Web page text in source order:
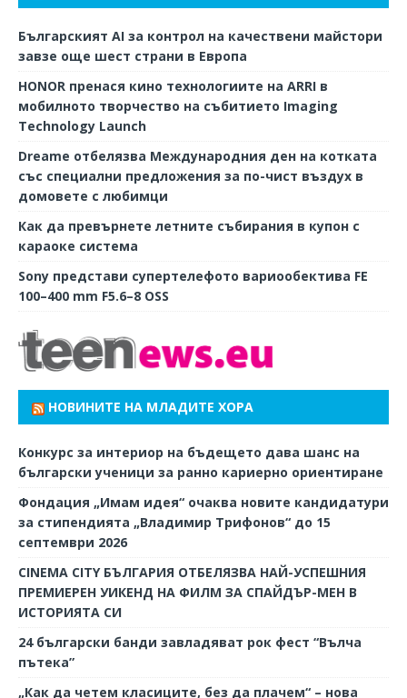
Българският AI за контрол на качествени майстори
завзе още шест страни в Европа
HONOR пренася кино технологиите на ARRI в
мобилното творчество на събитието Imaging
Technology Launch
Dreame отбелязва Международния ден на котката
със специални предложения за по-чист въздух в
домовете с любимци
Как да превърнете летните събирания в купон с
караоке система
Sony представи супертелефото вариообектива FE
100–400 mm F5.6–8 OSS
НОВИНИТЕ НА МЛАДИТЕ ХОРА
Конкурс за интериор на бъдещето дава шанс на
български ученици за ранно кариерно ориентиране
Фондация „Имам идея“ очаква новите кандидатури
за стипендията „Владимир Трифонов“ до 15
септември 2026
CINEMA CITY БЪЛГАРИЯ ОТБЕЛЯЗВА НАЙ-УСПЕШНИЯ
ПРЕМИЕРЕН УИКЕНД НА ФИЛМ ЗА СПАЙДЪР-МЕН В
ИСТОРИЯТА СИ
24 български банди завладяват рок фест “Вълча
пътека”
„Как да четем класиците, без да плачем“ – нова